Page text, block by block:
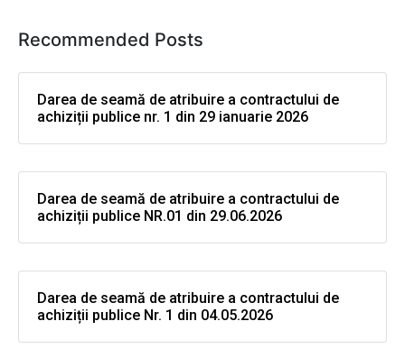
Recommended Posts
Darea de seamă de atribuire a contractului de
achiziții publice nr. 1 din 29 ianuarie 2026
Darea de seamă de atribuire a contractului de
achiziții publice NR.01 din 29.06.2026
Darea de seamă de atribuire a contractului de
achiziții publice Nr. 1 din 04.05.2026